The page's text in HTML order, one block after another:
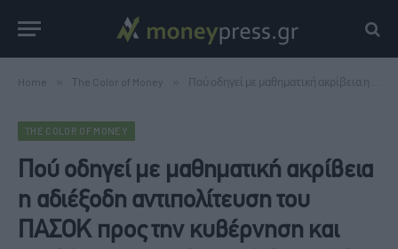
Home Τhe Color of Money Πού οδηγεί με μαθηματική ακρίβεια η αδιέξοδη αντιπολίτευση του ΠΑΣΟΚ προς την κυβέρνηση και γιατί θα του στοιχίσει πολύ ακριβά η... αδιαφορία απέναντι στο ελληνικό success story
ΤHE COLOR OF MONEY
Πού οδηγεί με μαθηματική ακρίβεια
η αδιέξοδη αντιπολίτευση του
ΠΑΣΟΚ προς την κυβέρνηση και